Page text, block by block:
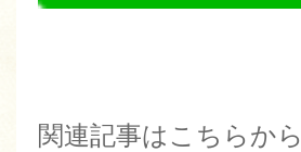
関連記事はこちらから